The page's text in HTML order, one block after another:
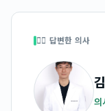
👩‍⚕️ 답변한 의사
의